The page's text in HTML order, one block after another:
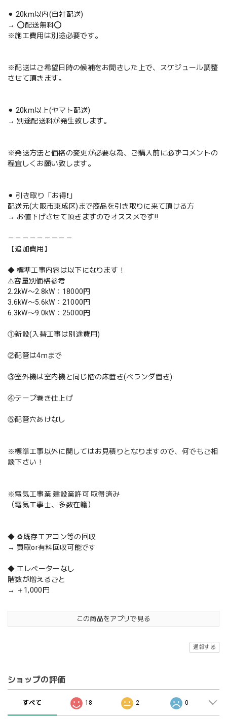
⚫︎ 20km以内(自社配送)
→ ⭕️配送無料⭕️
※施工費用は別途必要です。
※配送はご希望日時の候補をお聞きした上で、スケジュール調整
させて頂きます。
⚫︎ 20km以上(ヤマト配送)
→ 別途配送料が発生致します。
※発送方法と価格の変更が必要な為、ご購入前に必ずコメントの
程宜しくお願い致します。
⚫︎ 引き取り「お得❗️」
配送元(大阪市東成区)まで商品を引き取りに来て頂ける方
→ お値下げさせて頂きますのでオススメです‼️
－－－－－－－－－
【追加費用】
◆ 標準工事内容は以下になります！
⚠️容量別価格参考
2.2kW〜2.8kW：18000円
3.6kW〜5.6kW：21000円
6.3kW〜9.0kW：25000円
①新設(入替工事は別途費用)
②配管は4mまで
③室外機は室内機と同じ階の床置き(ベランダ置き)
④テープ巻き仕上げ
⑤配管穴あけなし
※標準工事以外に関してはお見積りとなりますので、何でもご相
談下さい！
※電気工事業 建設業許可 取得済み
（電気工事士、多数在籍）
◆ ♻️既存エアコン等の回収
→ 買取or有料回収可能です
◆ エレベーターなし
階数が増えるごと
→ ＋1,000円
この商品をアプリで見る
通報する
ショップの評価
すべて 18 2 0